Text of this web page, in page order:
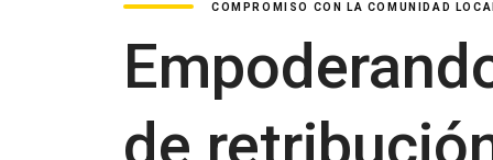
COMPROMISO CON LA COMUNIDAD